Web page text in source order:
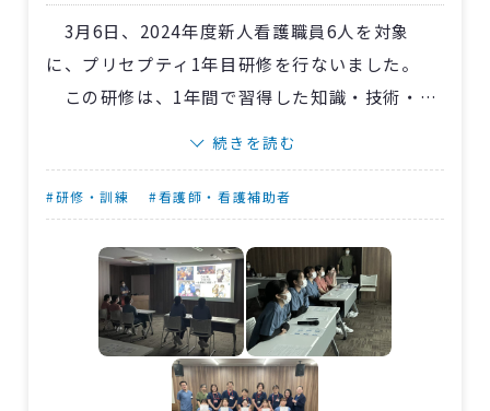
ことから始め、継続できていることは賞賛し、
改善点がある場合は患者さんと一緒に対応方法
を考えています。
3月6日、2024年度新人看護職員6人を対象
に、プリセプティ1年目研修を行ないました。
この研修は、1年間で習得した知識・技術・態
目的としてます。
スライドショーでは1年間の思い出や病棟スタ
ッフからのメッセージが流れ、涙ぐむ場面も。
最後に所属長から修了証を手渡し、記念撮影を
行ないました。
一年生卒業、おめでとうございます。4月から
は先輩看護師になります。自分がされてうれしか
続きを読む
#研修・訓練 #看護師・看護補助者